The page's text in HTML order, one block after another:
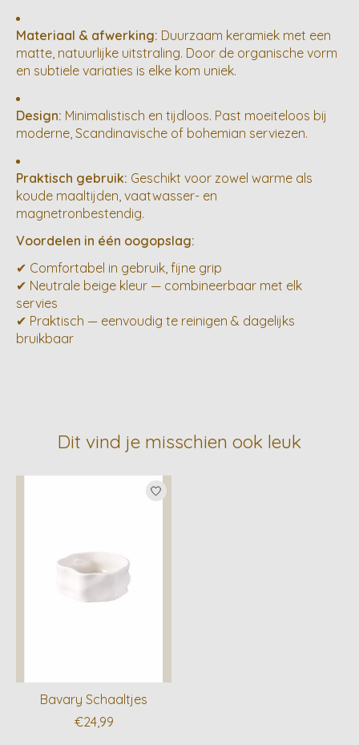
Materiaal & afwerking: Duurzaam keramiek met een
matte, natuurlijke uitstraling. Door de organische vorm
en subtiele variaties is elke kom uniek.
Design: Minimalistisch en tijdloos. Past moeiteloos bij
moderne, Scandinavische of bohemian serviezen.
Praktisch gebruik: Geschikt voor zowel warme als
koude maaltijden, vaatwasser- en
magnetronbestendig.
Voordelen in één oogopslag:
✔ Comfortabel in gebruik, fijne grip
✔ Neutrale beige kleur — combineerbaar met elk
servies
✔ Praktisch — eenvoudig te reinigen & dagelijks
bruikbaar
Dit vind je misschien ook leuk
Items van productcarrousel
Bavary Schaaltjes
€24,99